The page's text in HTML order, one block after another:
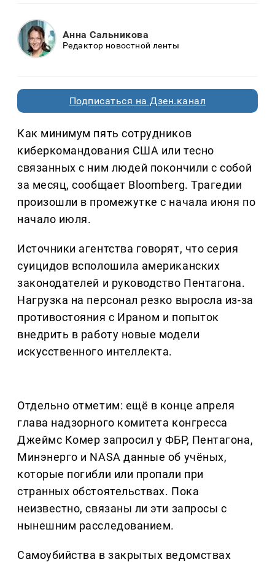
Анна Сальникова
Редактор новостной ленты
Подписаться на Дзен.канал
Как минимум пять сотрудников
киберкомандования США или тесно
связанных с ним людей покончили с собой
за месяц, сообщает Bloomberg. Трагедии
произошли в промежутке с начала июня по
начало июля.
Источники агентства говорят, что серия
суицидов всполошила американских
законодателей и руководство Пентагона.
Нагрузка на персонал резко выросла из-за
противостояния с Ираном и попыток
внедрить в работу новые модели
искусственного интеллекта.
Отдельно отметим: ещё в конце апреля
глава надзорного комитета конгресса
Джеймс Комер запросил у ФБР, Пентагона,
Минэнерго и NASA данные об учёных,
которые погибли или пропали при
странных обстоятельствах. Пока
неизвестно, связаны ли эти запросы с
нынешним расследованием.
Самоубийства в закрытых ведомствах